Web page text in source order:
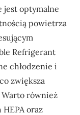
optymalne
powietrza
Refrigerant
chłodzenie i
zwiększa
również
oraz